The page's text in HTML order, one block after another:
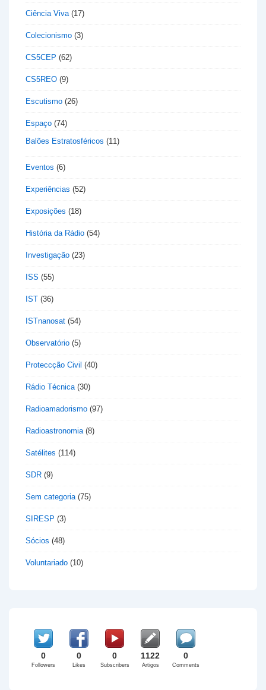
Ciência Viva(17)
Colecionismo (3)
CS5CEP (62)
CS5REO (9)
Escutismo (26)
Espaço (74)
Balões Estratosféricos (11)
Eventos (6)
Experiências (52)
Exposições (18)
História da Rádio (54)
Investigação (23)
ISS (55)
IST (36)
ISTnanosat (54)
Observatório (5)
Proteccção Civil (40)
Rádio Técnica(30)
Radioamadorismo (97)
Radioastronomia(8)
Satélites (114)
SDR (9)
Sem categoria(75)
SIRESP (3)
Sócios (48)
Voluntariado (10)
0
Followers
0
Likes
0
Subscribers
1122
Artigos
0
Comments